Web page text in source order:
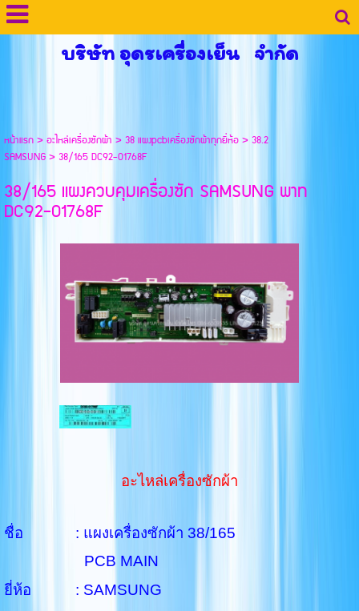
บริษัท อุดรเครื่องเย็น จำกัด
หน้าแรก>อะไหล่เครื่องซักผ้า > 38 แผงpcbเครื่องซักผ้าทุกยี่ห้อ>38.2
SAMSUNG>38/165 DC92-01768F
38/165 แผงควบคุมเครื่องซัก SAMSUNG พาท
DC92-01768F
อะไหล่เครื่องซักผ้า
ชื่อ : แผงเครื่องซักผ้า 38/165
PCB MAIN
ยี่ห้อ : SAMSUNG